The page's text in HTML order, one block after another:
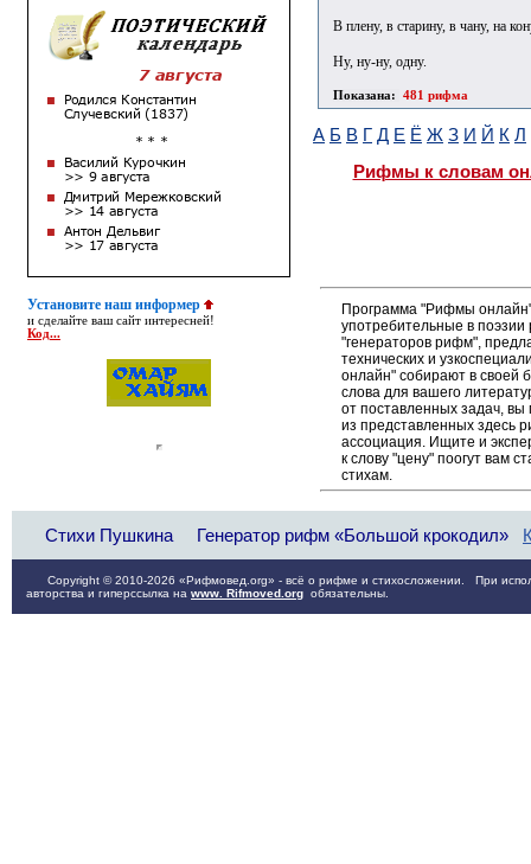
Установите наш информер
и сделайте ваш сайт интересней!
Код...
В плену, в старину, в чану, на
Ну, ну-ну, одну.
Показана: 481 рифма
А Б В Г Д Е Ё Ж З И Й К Л
Рифмы к словам
Программа "Рифмы
употребительные в
"генераторов рифм",
технических и
онлайн" собирают в своей
слова для вашего
от поставленных задач,
из представленных здесь
ассоциация. Ищите и
к слову "цену" поогут вам
стихам.
Стихи Пушкина Генератор рифм «Большой крокодил»
Copyright © 2010-2026 «Рифмовед.org» - всё о рифме и стихосложении. При
авторства и гиперссылка на www. Rifmoved.org обязательны.